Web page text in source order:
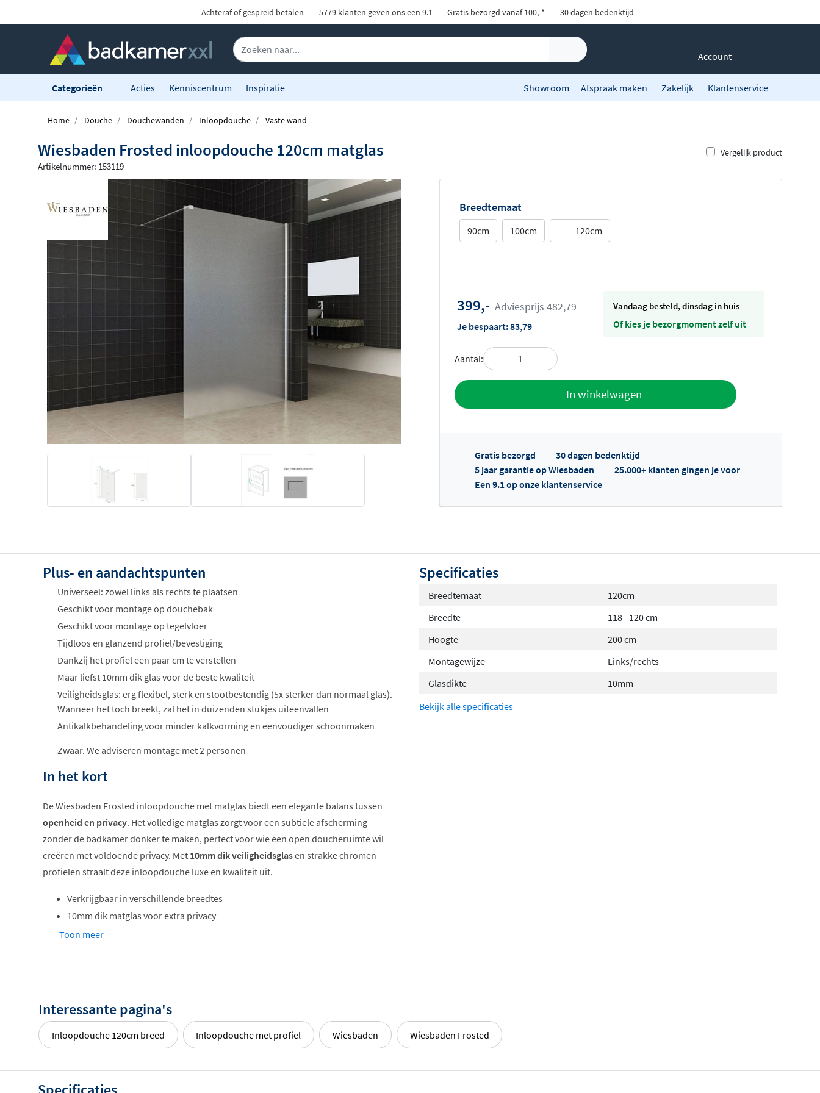
Achteraf of gespreid betalen 5779 klanten geven ons een 9.1 Gratis bezorgd vanaf 100,-* 30 dagen bedenktijd
Account
Categorieën Acties Kenniscentrum Inspiratie Showroom Afspraak maken Zakelijk Klantenservice
Home Douche Douchewanden Inloopdouche Vaste wand
Wiesbaden Frosted inloopdouche 120cm matglas Vergelijk product
Artikelnummer: 153119
Breedtemaat
90cm 100cm 120cm
399,- Adviesprijs 482,79
Je bespaart:83,79
vandaag besteld, dinsdag in huis
Of kies je bezorgmoment zelf uit
Aantal:
In winkelwagen
Toevoegen aan offerte
Offertes ophalen...
Gratis bezorgd
30 dagen bedenktijd
5 jaar garantie op Wiesbaden
25.000+ klanten gingen je voor
Een 9.1 op onze klantenservice
Plus- en aandachtspunten
Universeel: zowel links als rechts te plaatsen
Geschikt voor montage op douchebak
Geschikt voor montage op tegelvloer
Tijdloos en glanzend profiel/bevestiging
Dankzij het profiel een paar cm te verstellen
Maar liefst 10mm dik glas voor de beste kwaliteit
Veiligheidsglas: erg flexibel, sterk en stootbestendig (5x sterker dan normaal glas).
Wanneer het toch breekt, zal het in duizenden stukjes uiteenvallen
Antikalkbehandeling voor minder kalkvorming en eenvoudiger schoonmaken
Zwaar. We adviseren montage met 2 personen
In het kort
De Wiesbaden Frosted inloopdouche met matglas biedt een elegante balans tussen
openheid en privacy. Het volledige matglas zorgt voor een subtiele afscherming
zonder de badkamer donker te maken, perfect voor wie een open doucheruimte wil
creëren met voldoende privacy. Met 10mm dik veiligheidsglasen strakke chromen
profielen straalt deze inloopdouche luxe en kwaliteit uit.
Verkrijgbaar in verschillende breedtes
10mm dik matglas voor extra privacy
Antikalkbehandeling voor minder onderhoud
Met een glasdikte van maar liefst 10mm heeft de Frosted inloopdouche een
robuuste en hoogwaardige uitstraling. Het dikke veiligheidsglas voelt stevig aan en
lichtdoorval en biedt tegelijkertijd voldoende privacy, ideaal voor gezinsbadkamers
of ruimtes waar je niet volledig zichtbaar wilt zijn.
Toon meer
Specificaties
Breedtemaat
120cm
Breedte
118 - 120 cm
Hoogte
200 cm
Montagewijze
Links/rechts
Glasdikte
10mm
Bekijk alle specificaties
Interessante pagina's
Inloopdouche 120cm breed Inloopdouche met profiel Wiesbaden Wiesbaden Frosted